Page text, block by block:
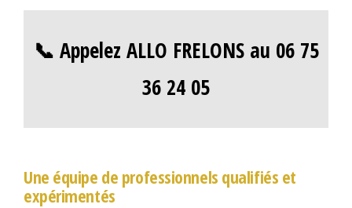
📞 Appelez ALLO FRELONS au 06 75
36 24 05
Une équipe de professionnels qualifiés et
expérimentés